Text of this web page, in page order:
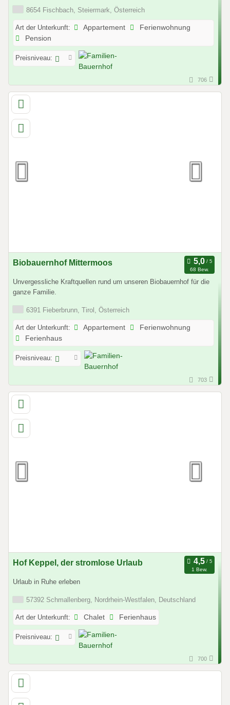
8654 Fischbach, Steiermark, Österreich
Art der Unterkunft: Appartement
Ferienwohnung
Pension
Preisniveau:
706
Biobauernhof Mittermoos
68 Bew.
Unvergessliche Kraftquellen rund um unseren Biobauernhof für die
ganze Familie.
6391 Fieberbrunn, Tirol, Österreich
Art der Unterkunft: Appartement
Ferienwohnung
Ferienhaus
Preisniveau:
703
Hof Keppel, der stromlose Urlaub
1 Bew.
Urlaub in Ruhe erleben
57392 Schmallenberg, Nordrhein-Westfalen, Deutschland
Art der Unterkunft: Chalet Ferienhaus
Preisniveau:
700